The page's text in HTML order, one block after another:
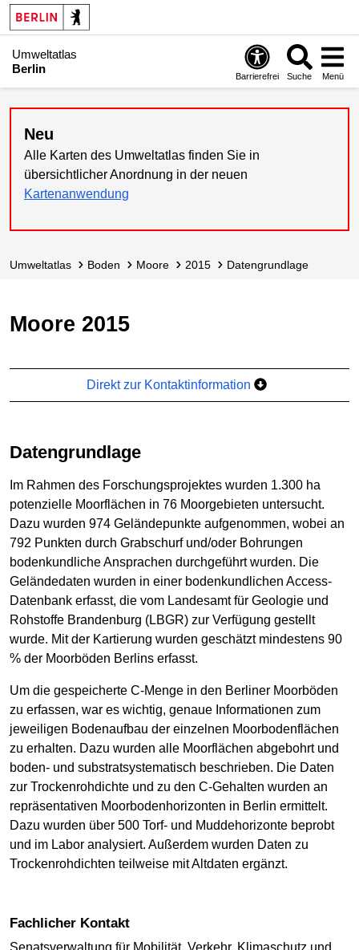
Umweltatlas
Berlin
Barrierefrei Suche Menü
Neu
Alle Karten des Umweltatlas finden Sie in
übersichtlicher Anordnung in der neuen
Kartenanwendung
Umweltatlas Boden Moore 2015 Datengrundlage
Moore 2015
Direkt zur Kontaktinformation
Datengrundlage
Im Rahmen des Forschungsprojektes wurden 1.300 ha
potenzielle Moorflächen in 76 Moorgebieten untersucht.
Dazu wurden 974 Geländepunkte aufgenommen, wobei an
792 Punkten durch Grabschurf und/oder Bohrungen
bodenkundliche Ansprachen durchgeführt wurden. Die
Geländedaten wurden in einer bodenkundlichen Access-
Datenbank erfasst, die vom Landesamt für Geologie und
Rohstoffe Brandenburg (LBGR) zur Verfügung gestellt
wurde. Mit der Kartierung wurden geschätzt mindestens 90
% der Moorböden Berlins erfasst.
Um die gespeicherte C-Menge in den Berliner Moorböden
zu erfassen, war es wichtig, genaue Informationen zum
jeweiligen Bodenaufbau der einzelnen Moorbodenflächen
zu erhalten. Dazu wurden alle Moorflächen abgebohrt und
boden- und substratsystematisch beschrieben. Die Daten
zur Trockenrohdichte und zu den C-Gehalten wurden an
repräsentativen Moorbodenhorizonten in Berlin ermittelt.
Dazu wurden über 500 Torf- und Muddehorizonte beprobt
und im Labor analysiert. Außerdem wurden Daten zu
Trockenrohdichten teilweise mit Altdaten ergänzt.
Fachlicher Kontakt
Senatsverwaltung für Mobilität, Verkehr, Klimaschutz und